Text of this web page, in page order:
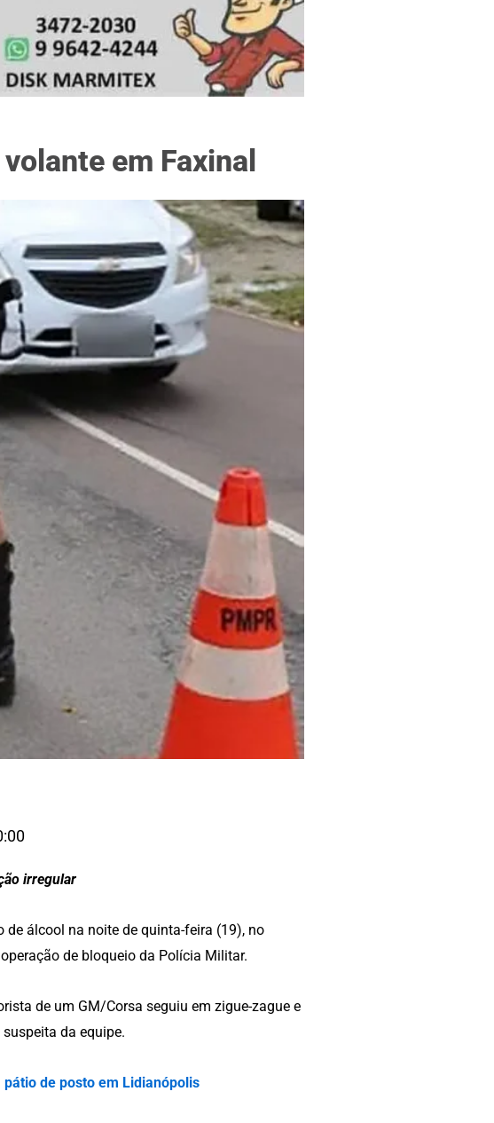
em Faxinal
irregular
álcool na noite de quinta-feira (19), no
de bloqueio da Polícia Militar.
de um GM/Corsa seguiu em zigue-zague e
da equipe.
de posto em Lidianópolis